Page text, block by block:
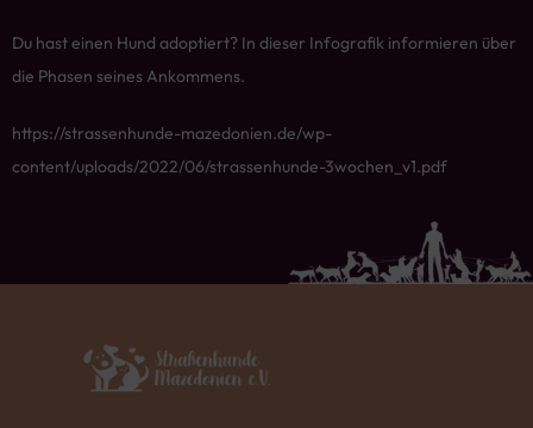
Du hast einen Hund adoptiert? In dieser Infografik informieren über
die Phasen seines Ankommens.
https://strassenhunde-mazedonien.de/wp-
content/uploads/2022/06/strassenhunde-3wochen_v1.pdf